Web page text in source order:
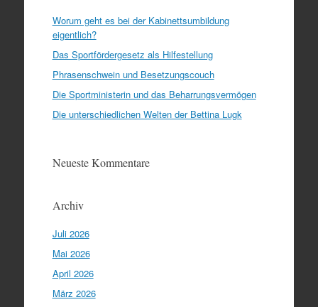
Worum geht es bei der Kabinettsumbildung
eigentlich?
Das Sportfördergesetz als Hilfestellung
Phrasenschwein und Besetzungscouch
Die Sportministerin und das Beharrungsvermögen
Die unterschiedlichen Welten der Bettina Lugk
Neueste Kommentare
Archiv
Juli 2026
Mai 2026
April 2026
März 2026